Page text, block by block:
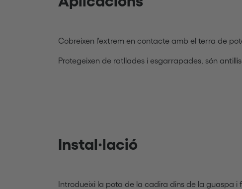
Cobreixen l'extrem en contacte amb el terra de
Protegeixen de ratllades i esgarrapades, són
Instal·lació
Introdueixi la pota de la cadira dins de la guaspa i